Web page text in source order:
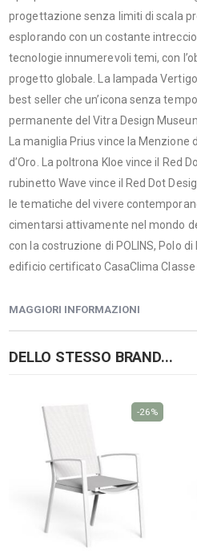
progettazione senza limiti di scala
esplorando con un costante
tecnologie innumerevoli temi, con
progetto globale. La lampada
best seller che un’icona senza
permanente del Vitra Design
La maniglia Prius vince la Menzione
d’Oro. La poltrona Kloe vince il Red
rubinetto Wave vince il Red Dot
le tematiche del vivere
cimentarsi attivamente nel mondo
con la costruzione di POLINS, Polo
edificio certificato CasaClima Classe
MAGGIORI INFORMAZIONI
DELLO STESSO BRAND...
-26%